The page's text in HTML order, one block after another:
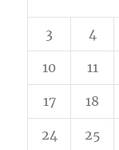
3 4
10 11
17 18
24 25